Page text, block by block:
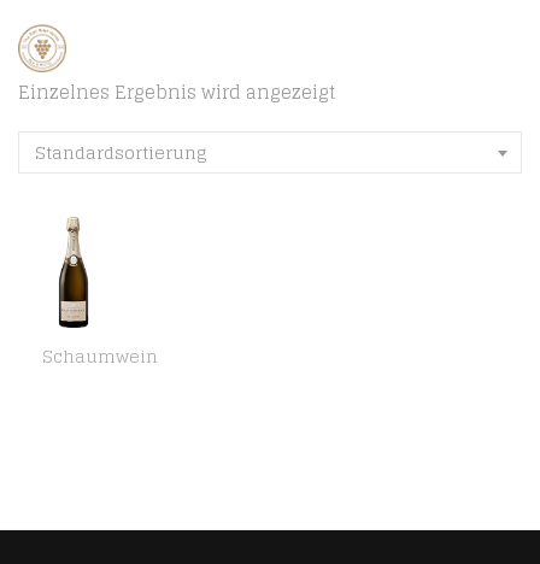
Einzelnes Ergebnis wird angezeigt
Standardsortierung
Schaumwein